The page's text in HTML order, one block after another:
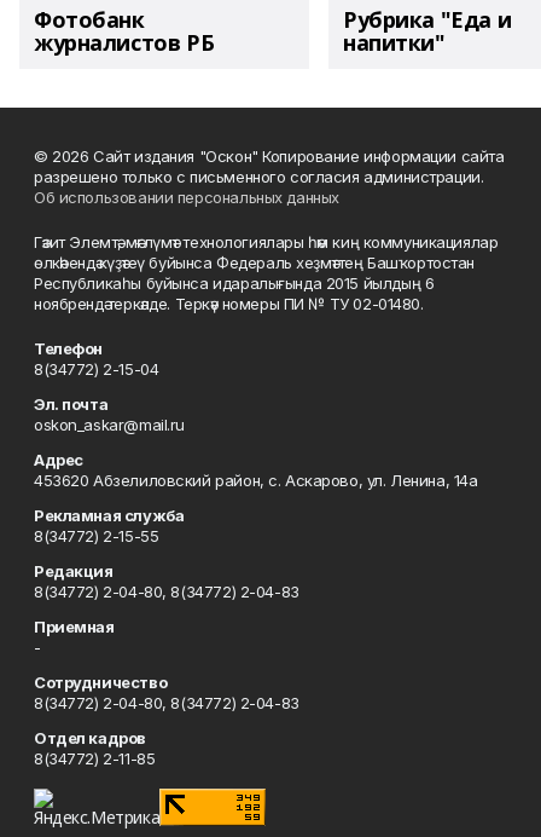
Фотобанк
журналистов РБ
Рубрика "Еда и
напитки"
© 2026 Сайт издания "Оскон" Копирование информации сайта
разрешено только с письменного согласия администрации.
Об использовании персональных данных
Гәзит Элемтә, мәғлүмәт технологиялары һәм киң коммуникациялар
өлкәһендә күҙәтеү буйынса Федераль хеҙмәттең Башҡортостан
Республикаһы буйынса идаралығында 2015 йылдың 6
ноябрендә теркәлде. Теркәү номеры ПИ № ТУ 02-01480.
Телефон
8(34772) 2-15-04
Эл. почта
oskon_askar@mail.ru
Адрес
453620 Абзелиловский район, с. Аскарово, ул. Ленина, 14а
Рекламная служба
8(34772) 2-15-55
Редакция
8(34772) 2-04-80, 8(34772) 2-04-83
Приемная
-
Сотрудничество
8(34772) 2-04-80, 8(34772) 2-04-83
Отдел кадров
8(34772) 2-11-85